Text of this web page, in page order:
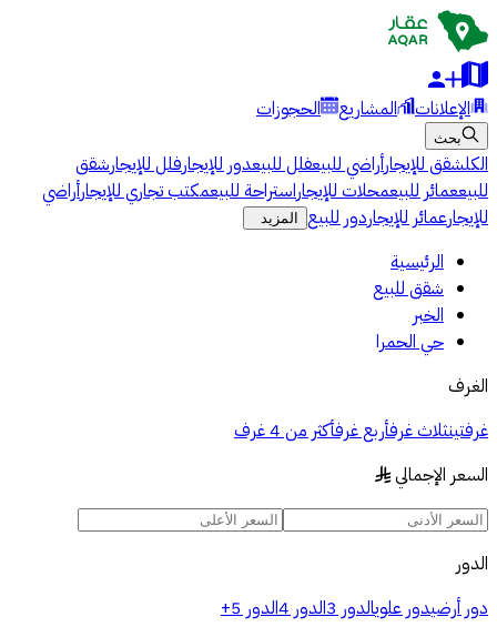
الإعلانات المشاريع الحجوزات
بحث
الكلشقق للإيجارأراضي للبيعفلل للبيعدور للإيجارفلل للإيجارشقق
للبيععمائر للبيعمحلات للإيجاراستراحة للبيعمكتب تجاري للإيجارأراضي
للإيجارعمائر للإيجاردور للبيع المزيد
الرئيسية
شقق للبيع
الخبر
حي الحمرا
الغرف
غرفتينثلاث غرفأربع غرفأكثر من 4 غرف
السعر الإجمالي §
الدور
دور أرضيدور علويالدور 3 الدور 4 الدور 5+